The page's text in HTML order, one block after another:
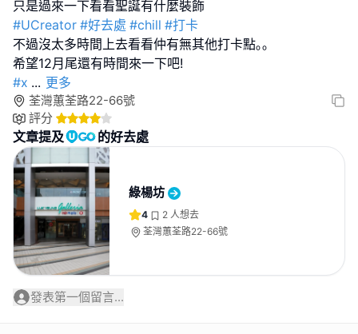
#UCreator #好去處 #chill #打卡
不過沒太多時間上去看看仲有無其他打卡點｡｡
#x ... 更多
荃灣蕙荃路22-66號
評分
文章提及 的好去處
綠楊坊
4 2 人想去
荃灣蕙荃路22-66號
發表第一個留言...